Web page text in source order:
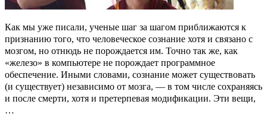
Как мы уже писали, ученые шаг за шагом приближаются к
признанию того, что человеческое сознание хотя и связано с
мозгом, но отнюдь не порождается им. Точно так же, как
«железо» в компьютере не порождает программное
обеспечение. Иными словами, сознание может существовать
(и существует) независимо от мозга, — в том числе сохраняясь
и после смерти, хотя и претерпевая модификации. Эти вещи,
…